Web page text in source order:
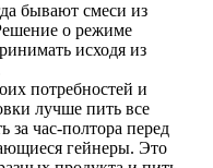
бывают смеси из
о режиме
исходя из
потребностей и
лучше пить все
за час-полтора перед
гейнеры. Это